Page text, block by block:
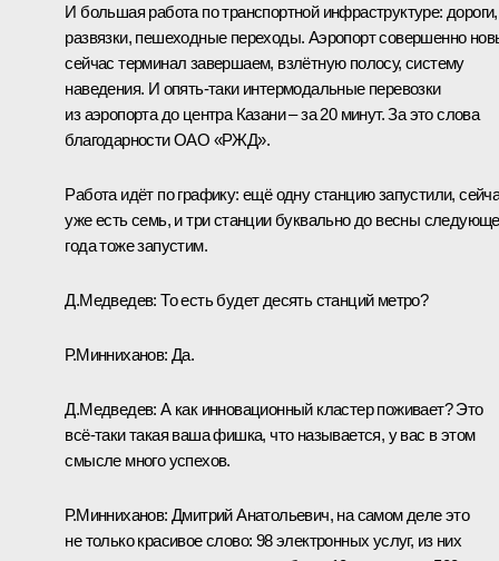
И большая работа по транспортной инфраструктуре: дороги,
развязки, пешеходные переходы. Аэропорт совершенно
сейчас терминал завершаем, взлётную полосу, систему
наведения. И опять‑таки интермодальные перевозки
из аэропорта до центра Казани – за 20 минут. За это слова
благодарности ОАО «РЖД».
Работа идёт по графику: ещё одну станцию запустили,
уже есть семь, и три станции буквально до весны
года тоже запустим.
Д.Медведев: То есть будет десять станций метро?
Р.Минниханов: Да.
Д.Медведев: А как инновационный кластер поживает? Это
всё‑таки такая ваша фишка, что называется, у вас в этом
смысле много успехов.
Р.Минниханов: Дмитрий Анатольевич, на самом деле это
не только красивое слово: 98 электронных услуг, из них